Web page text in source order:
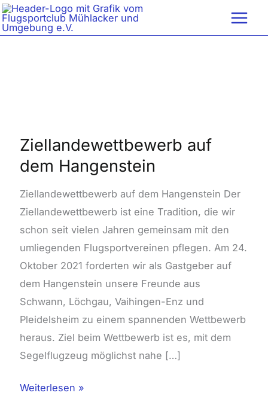
Zum
Inhalt
Ziellandewettbewerb auf
dem Hangenstein
Ziellandewettbewerb auf dem Hangenstein Der
Ziellandewettbewerb ist eine Tradition, die wir
schon seit vielen Jahren gemeinsam mit den
umliegenden Flugsportvereinen pflegen. Am 24.
Oktober 2021 forderten wir als Gastgeber auf
dem Hangenstein unsere Freunde aus
Schwann, Löchgau, Vaihingen-­Enz und
Pleidelsheim zu einem spannenden Wettbewerb
heraus. Ziel beim Wettbewerb ist es, mit dem
Segelflugzeug möglichst nahe […]
Hangenstein
Weiterlesen »